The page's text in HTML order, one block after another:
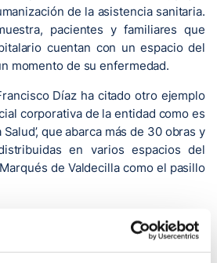
de la asistencia sanitaria.
pacientes y familiares que
cuentan con un espacio del
momento de su enfermedad.
Díaz ha citado otro ejemplo
corporativa de la entidad como es
que abarca más de 30 obras y
en varios espacios del
de Valdecilla como el pasillo
que el artista Pierre d’Argyll ha
Santander’ a la Fundación